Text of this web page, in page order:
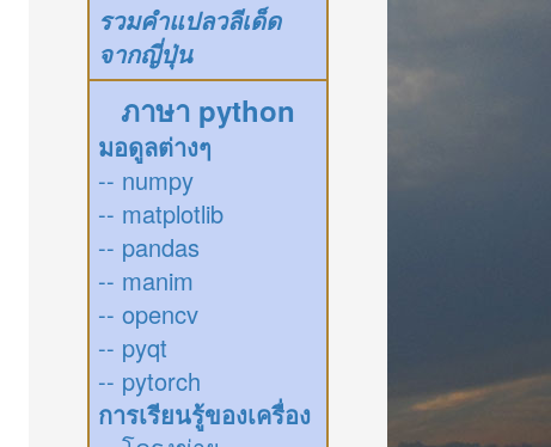
รวมคำแปลวลีเด็ด
จากญี่ปุ่น
ภาษา python
มอดูลต่างๆ
-- numpy
-- matplotlib
-- pandas
-- manim
-- opencv
-- pyqt
-- pytorch
การเรียนรู้ของเครื่อง